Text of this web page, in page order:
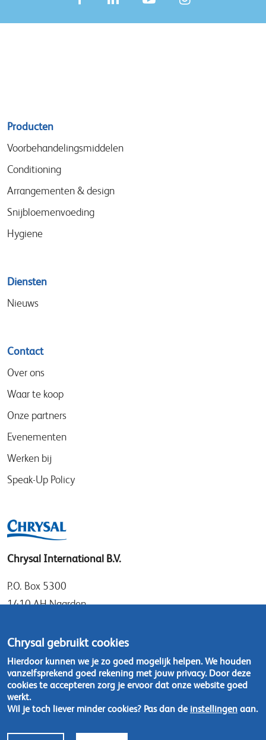
Sitemap
menu
Producten
Voorbehandelingsmiddelen
Conditioning
Arrangementen & design
Snijbloemenvoeding
Hygiene
Diensten
Nieuws
Contact
Over ons
Waar te koop
Onze partners
Evenementen
Werken bij
Speak-Up Policy
Chrysal International B.V.
P.O. Box 5300
1410 AH Naarden
1411 DD Naarden
Nederland
Tel: +31 (0)35 - 695 58 88
Neem contact op
Chrysal gebruikt cookies
Hierdoor kunnen we je zo goed mogelijk helpen. We houden
vanzelfsprekend goed rekening met jouw privacy. Door deze
cookies te accepteren zorg je ervoor dat onze website goed
werkt.
Wil je toch liever minder cookies? Pas dan de instellingen aan.